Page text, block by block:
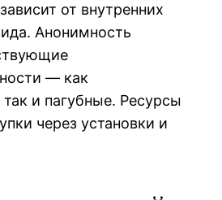
от внутренних
Анонимность
— как
и пагубные. Ресурсы
через установки и